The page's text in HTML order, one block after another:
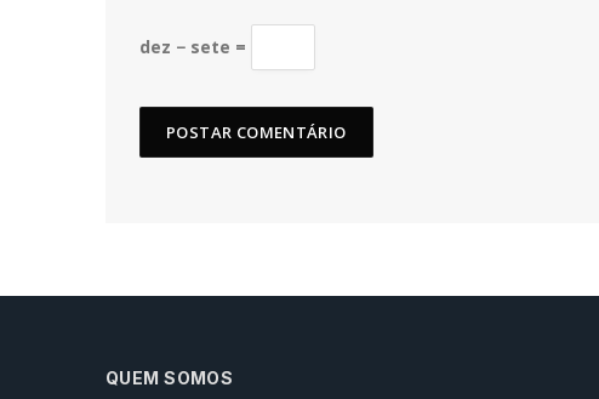
dez − sete =
QUEM SOMOS